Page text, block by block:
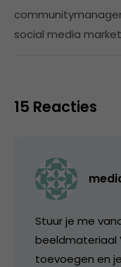
social media
15 Reacties
Stuur je me
beeldmateriaal
toevoegen en